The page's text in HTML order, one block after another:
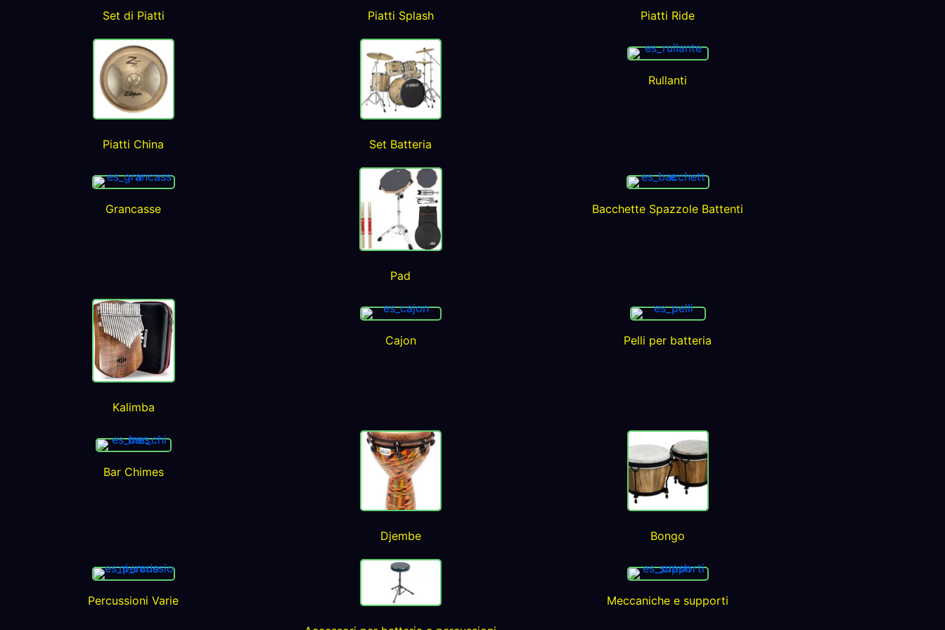
Set di Piatti Piatti Splash Piatti Ride
Piatti China Set Batteria
Rullanti
Grancasse
Pad
Bacchette Spazzole Battenti
Kalimba
Cajon Pelli per batteria
Bar Chimes
Djembe Bongo
Percussioni Varie Meccaniche e supporti